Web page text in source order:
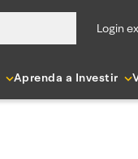
login
Aprenda a Investir